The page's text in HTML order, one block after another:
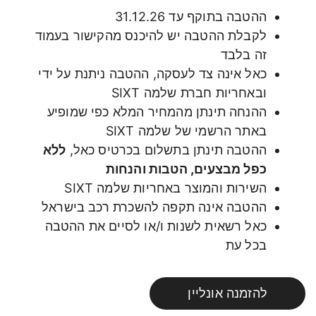
ההטבה בתוקף עד 31.12.26
לקבלת ההטבה יש להיכנס מהקישור בעמוד
זה בלבד
כאל אינה צד לעסקה, ההטבה ניתנת על ידי
ובאחריות חברת שלמה SIXT
ההנחה תינתן מהמחיר המלא כפי שמופיע
באתר הרשמי של שלמה SIXT
ההטבה תינתן בתשלום בכרטיס כאל, ללא
כפל מבצעים, הטבות והנחות
השירות והמוצר באחריות שלמה SIXT
ההטבה אינה תקפה להשכרת רכב בישראל
כאל רשאית לשנות ו/או לסיים את ההטבה
בכל עת
להזמנה אונליין